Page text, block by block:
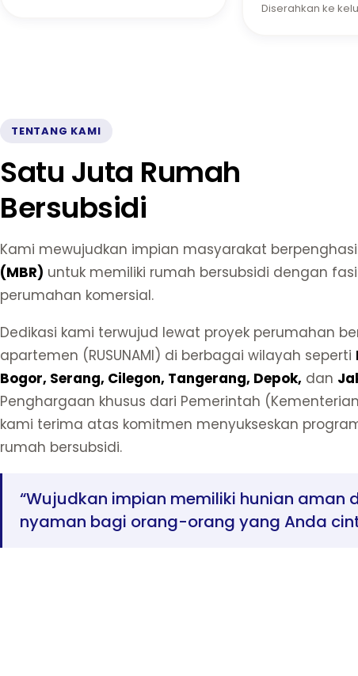
Diserahkan ke
TENTANG KAMI
Satu Juta Rumah
Bersubsidi
Kami mewujudkan impian masyarakat
(MBR) untuk memiliki rumah bersubsidi dengan
perumahan komersial.
Dedikasi kami terwujud lewat proyek perumahan
apartemen (RUSUNAMI) di berbagai wilayah seperti
Bogor, Serang, Cilegon, Tangerang, Depok, dan
Penghargaan khusus dari Pemerintah (Kementerian
kami terima atas komitmen menyukseskan
rumah bersubsidi.
“Wujudkan impian memiliki hunian aman
nyaman bagi orang-orang yang Anda